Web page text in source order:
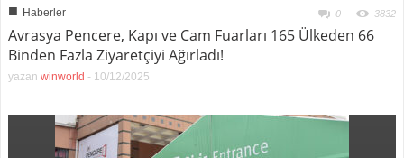
■ Haberler 0 3832
Avrasya Pencere, Kapı ve Cam Fuarları 165 Ülkeden 66
Binden Fazla Ziyaretçiyi Ağırladı!
yazan winworld - 10/12/2025